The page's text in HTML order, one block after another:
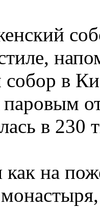
в
паровым
в 230
на